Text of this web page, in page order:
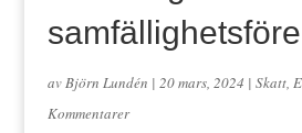
avBjörn Lundén | 20 mars, 2024 | Skatt,
Kommentarer